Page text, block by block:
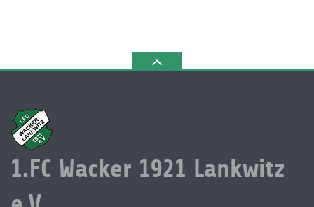
1.FC Wacker 1921 Lankwitz